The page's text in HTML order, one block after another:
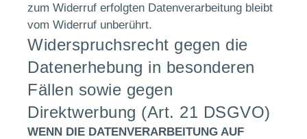
zum Widerruf erfolgten Datenverarbeitung bleibt
vom Widerruf unberührt.
Widerspruchsrecht gegen die
Datenerhebung in besonderen
Fällen sowie gegen
Direktwerbung (Art. 21 DSGVO)
WENN DIE DATENVERARBEITUNG AUF